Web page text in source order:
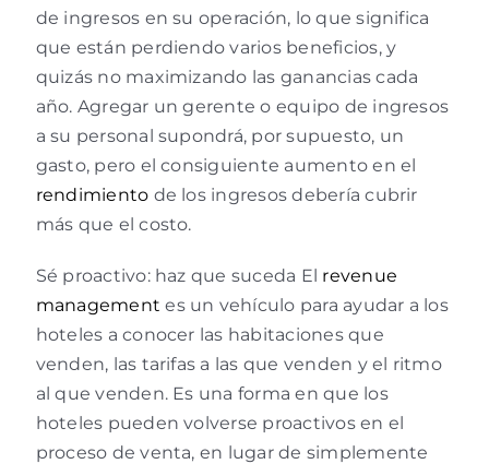
de ingresos en su operación, lo que significa
que están perdiendo varios beneficios, y
quizás no maximizando las ganancias cada
año. Agregar un gerente o equipo de ingresos
a su personal supondrá, por supuesto, un
gasto, pero el consiguiente aumento en el
rendimiento de los ingresos debería cubrir
más que el costo.
Sé proactivo: haz que suceda El revenue
management es un vehículo para ayudar a los
hoteles a conocer las habitaciones que
venden, las tarifas a las que venden y el ritmo
al que venden. Es una forma en que los
hoteles pueden volverse proactivos en el
proceso de venta, en lugar de simplemente